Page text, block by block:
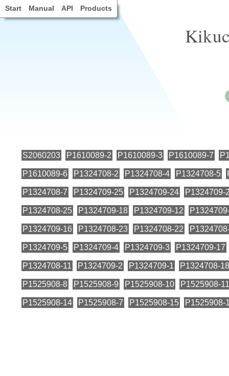
Start Manual API Products
S2060203 P1610089-2 P1610089-3 P1610089-7
P1610089-6 P1324708-2 P1324708-4 P1324708-5
P1324708-7 P1324709-25 P1324709-24 P1324709-
P1324708-25 P1324709-18 P1324709-12
P1324709-16 P1324708-23 P1324708-22
P1324709-5 P1324709-4 P1324709-3 P1324709-17
P1324708-11 P1324709-2 P1324709-1 P1324708-18
P1525908-8 P1525908-9 P1525908-10 P1525908-11
P1525908-14 P1525908-7 P1525908-15 P1525908-